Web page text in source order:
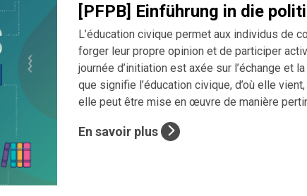
[PFPB] Einführung in die
L’éducation civique permet aux individus de
forger leur propre opinion et de participer
journée d’initiation est axée sur l’échange et
que signifie l’éducation civique, d’où elle
elle peut être mise en œuvre de manière
En savoir plus